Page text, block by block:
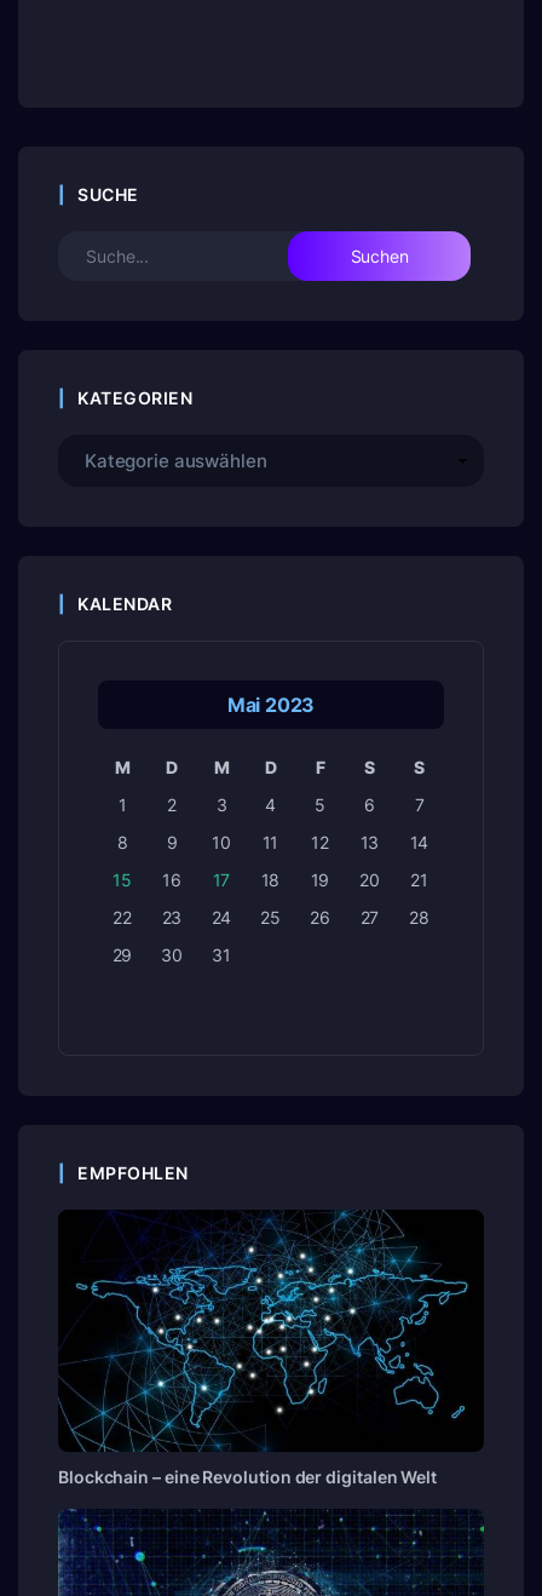
SUCHE
KATEGORIEN
KALENDAR
Mai 2023
M D M D F S
S
1
2 3 4 5 6
7
8
9 10 11 12 13
14
15
16 17 18 19 20
21
22
23 24 25 26 27
28
29
30 31
EMPFOHLEN
Blockchain – eine Revolution der digitalen Welt